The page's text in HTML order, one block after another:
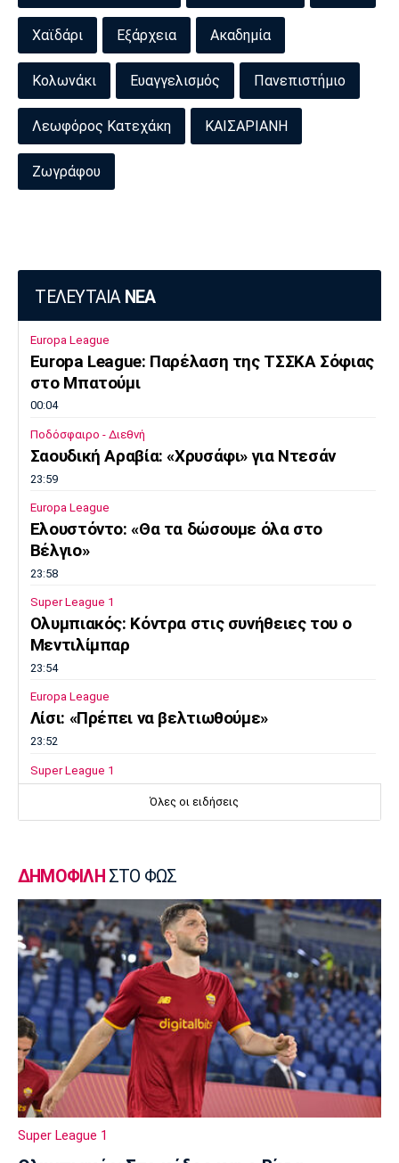
Χαϊδάρι Εξάρχεια Ακαδημία
Κολωνάκι Ευαγγελισμός Πανεπιστήμιο
Λεωφόρος Κατεχάκη ΚΑΙΣΑΡΙΑΝΗ
Ζωγράφου
ΤΕΛΕΥΤΑΙΑ ΝΕΑ
Europa League
Europa League: Παρέλαση της ΤΣΣΚΑ Σόφιας
στο Μπατούμι
00:04
Ποδόσφαιρο - Διεθνή
Σαουδική Αραβία: «Χρυσάφι» για Ντεσάν
23:59
Europa League
Ελουστόντο: «Θα τα δώσουμε όλα στο
Βέλγιο»
23:58
Super League 1
Ολυμπιακός: Κόντρα στις συνήθειες του ο
Μεντιλίμπαρ
23:54
Europa League
Λίσι: «Πρέπει να βελτιωθούμε»
23:52
Super League 1
Επιστρέφει αύριο στη Θεσσαλονίκη ο
Επίσημα στον Άρη ο Άνταμ Μοκόκα
23:35
Europa League
Μπρούνο: «Δουλέψαμε καλά στην άμυνα»
23:32
Ποδόσφαιρο - Διεθνή
Κακή εβδομάδα για τη βαθμολογία της UEFA
23:23
Γ Εθνική
Αστέρας Βάρης: Νέες προσθήκες στο
ρόστερ
Όλες οι ειδήσεις
ΔΗΜΟΦΙΛΗ ΣΤΟ ΦΩΣ
Super League 1